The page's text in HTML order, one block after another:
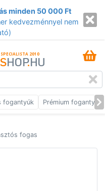
minden 50 000 Ft
kedvezménnyel nem
2010
SHOP.HU
fogantyúk Prémium fogantyúk
fogas